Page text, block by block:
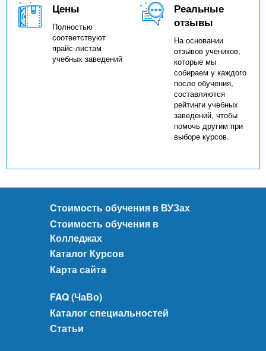
Цены
Полностью
соответствуют
прайс-листам
учебных заведений
Реальные
отзывы
На основании
отзывов учеников,
которые мы
собираем у каждого
после обучения,
составляются
рейтинги учебных
заведений, чтобы
помочь другим при
выборе курсов.
Стоимость обучения в ВУЗах
Стоимость обучения в
Колледжах
Каталог Курсов
Карта сайта
FAQ (ЧаВо)
Каталог специальностей
Статьи